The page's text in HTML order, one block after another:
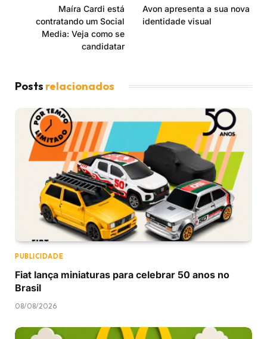
Maíra Cardi está
contratando um Social
Media: Veja como se
candidatar
Avon apresenta a sua nova
identidade visual
Posts relacionados
PUBLICIDADE
Fiat lança miniaturas para celebrar 50 anos no
Brasil
08/08/2026